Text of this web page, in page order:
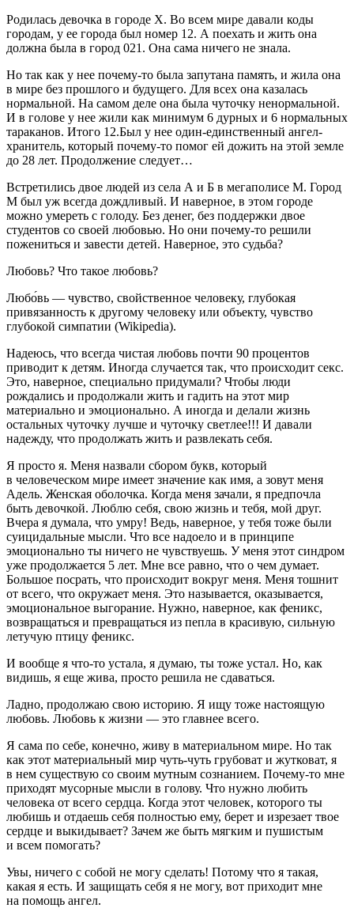
Родилась девочка в городе X. Во всем мире давали коды
городам, у ее города был номер 12. А поехать и жить она
должна была в город 021. Она сама ничего не знала.
Но так как у нее почему-то была запутана память, и жила она
в мире без прошлого и будущего. Для всех она казалась
нормальной. На самом деле она была чуточку ненормальной.
И в голове у нее жили как минимум 6 дурных и 6 нормальных
тараканов. Итого 12.Был у нее один-единственный ангел-
хранитель, который почему-то помог ей дожить на этой земле
до 28 лет. Продолжение следует…
Встретились двое людей из села A и Б в мегаполисе М. Город
М был уж всегда дождливый. И наверное, в этом городе
можно умереть с голоду. Без денег, без поддержки двое
студентов со своей любовью. Но они почему-то решили
пожениться и завести детей. Наверное, это судьба?
Любовь? Что такое любовь?
Любо́вь — чувство, свойственное человеку, глубокая
привязанность к другому человеку или объекту, чувство
глубокой симпатии (Wikipedia).
Надеюсь, что всегда чистая любовь почти 90 процентов
приводит к детям. Иногда случается так, что происходит секс.
Это, наверное, специально придумали? Чтобы люди
рождались и продолжали жить и гадить на этот мир
материально и эмоционально. А иногда и делали жизнь
остальных чуточку лучше и чуточку светлее!!! И давали
надежду, что продолжать жить и развлекать себя.
Я просто я. Меня назвали сбором букв, который
в человеческом мире имеет значение как имя, а зовут меня
Адель. Женская оболочка. Когда меня зачали, я предпочла
быть девочкой. Люблю себя, свою жизнь и тебя, мой друг.
Вчера я думала, что умру! Ведь, наверное, у тебя тоже были
суицидальные мысли. Что все надоело и в принципе
эмоционально ты ничего не чувствуешь. У меня этот синдром
уже продолжается 5 лет. Мне все равно, что о чем думает.
Большое посрать, что происходит вокруг меня. Меня тошнит
от всего, что окружает меня. Это называется, оказывается,
эмоциональное выгорание. Нужно, наверное, как феникс,
возвращаться и превращаться из пепла в красивую, сильную
летучую птицу феникс.
И вообще я что-то устала, я думаю, ты тоже устал. Но, как
видишь, я еще жива, просто решила не сдаваться.
Ладно, продолжаю свою историю. Я ищу тоже настоящую
любовь. Любовь к жизни — это главнее всего.
Я сама по себе, конечно, живу в материальном мире. Но так
как этот материальный мир чуть-чуть грубоват и жутковат, я
в нем существую со своим мутным сознанием. Почему-то мне
приходят мусорные мысли в голову. Что нужно любить
человека от всего сердца. Когда этот человек, которого ты
любишь и отдаешь себя полностью ему, берет и изрезает твое
сердце и выкидывает? Зачем же быть мягким и пушистым
и всем помогать?
Увы, ничего с собой не могу сделать! Потому что я такая,
какая я есть. И защищать себя я не могу, вот приходит мне
на помощь ангел.